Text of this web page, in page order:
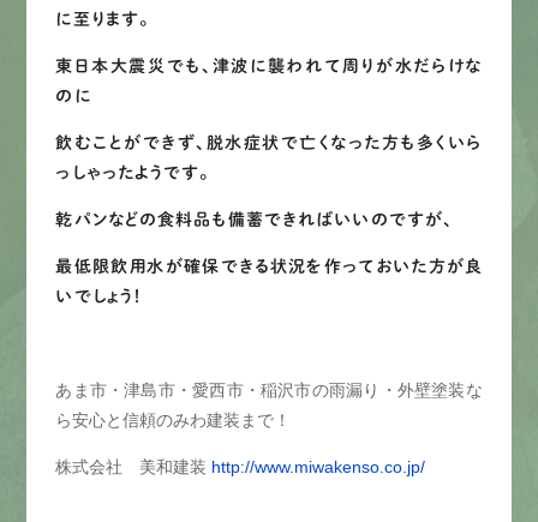
に至ります。
東日本大震災でも、津波に襲われて周りが水だらけな
のに
飲むことができず、脱水症状で亡くなった方も多くいら
っしゃったようです。
乾パンなどの食料品も備蓄できればいいのですが、
最低限飲用水が確保できる状況を作っておいた方が良
いでしょう！
あま市・津島市・愛西市・稲沢市の雨漏り・外壁塗装な
ら安心と信頼のみわ建装まで！
株式会社 美和建装 http://www.miwakenso.co.jp/